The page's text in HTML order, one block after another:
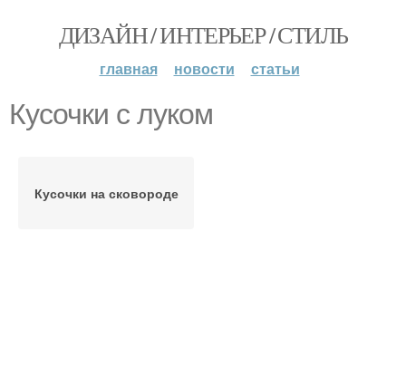
ДИЗАЙН / ИНТЕРЬЕР / СТИЛЬ
главная новости статьи
Кусочки с луком
Кусочки на сковороде